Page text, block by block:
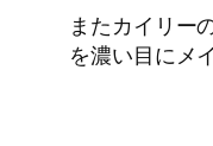
またカイリー
を濃い目にメ